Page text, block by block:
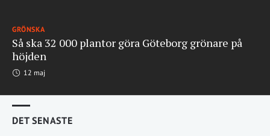
GRÖNSKA
Så ska 32 000 plantor göra Göteborg grönare på
höjden
12 maj
DET SENASTE